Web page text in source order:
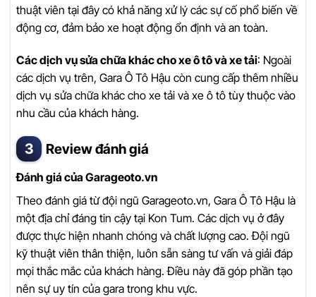
thuật viên tại đây có khả năng xử lý các sự cố phổ biến về
động cơ, đảm bảo xe hoạt động ổn định và an toàn.
Các dịch vụ sửa chữa khác cho xe ô tô và xe tải: Ngoài
các dịch vụ trên, Gara Ô Tô Hậu còn cung cấp thêm nhiều
dịch vụ sửa chữa khác cho xe tải và xe ô tô tùy thuộc vào
nhu cầu của khách hàng.
Review đánh giá
Đánh giá của Garageoto.vn
Theo đánh giá từ đội ngũ Garageoto.vn, Gara Ô Tô Hậu là
một địa chỉ đáng tin cậy tại Kon Tum. Các dịch vụ ở đây
được thực hiện nhanh chóng và chất lượng cao. Đội ngũ
kỹ thuật viên thân thiện, luôn sẵn sàng tư vấn và giải đáp
mọi thắc mắc của khách hàng. Điều này đã góp phần tạo
nên sự uy tín của gara trong khu vực.